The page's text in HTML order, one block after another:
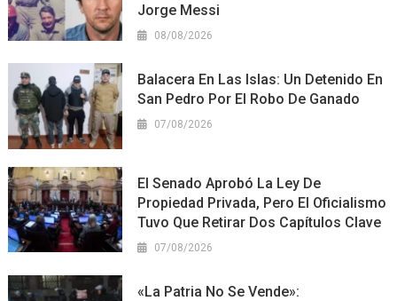
Jorge Messi
08/08/2026
Balacera En Las Islas: Un Detenido En
San Pedro Por El Robo De Ganado
07/08/2026
El Senado Aprobó La Ley De
Propiedad Privada, Pero El Oficialismo
Tuvo Que Retirar Dos Capítulos Clave
07/08/2026
«La Patria No Se Vende»: